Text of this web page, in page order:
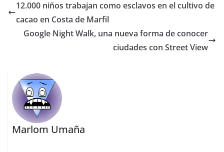
12.000 niños trabajan como esclavos en el cultivo de
cacao en Costa de Marfil
Google Night Walk, una nueva forma de conocer
ciudades con Street View
Marlom Umaña